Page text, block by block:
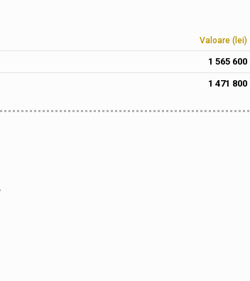
Valoare (lei)
1 565 600
1 471 800